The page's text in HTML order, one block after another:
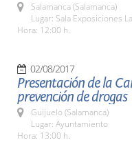
Salamanca (Salamanca)
Lugar: Sala Exposiciones
Hora: 12:00 h.
02/08/2017
Presentación de la
prevención de drogas
Guijuelo (Salamanca)
Lugar: Ayuntamiento
Hora: 13:00 h.